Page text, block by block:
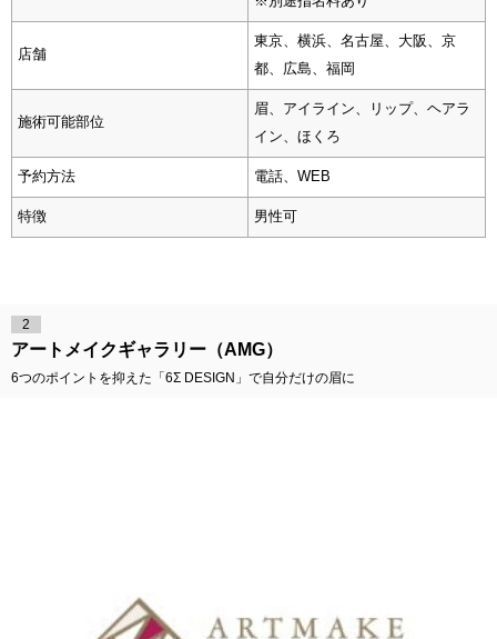
店舗
東京、横浜、名古屋、大阪、京
都、広島、福岡
施術可能部位
眉、アイライン、リップ、ヘアラ
イン、ほくろ
予約方法 電話、WEB
特徴 男性可
2
アートメイクギャラリー（AMG）
6つのポイントを抑えた「6Σ DESIGN」で自分だけの眉に